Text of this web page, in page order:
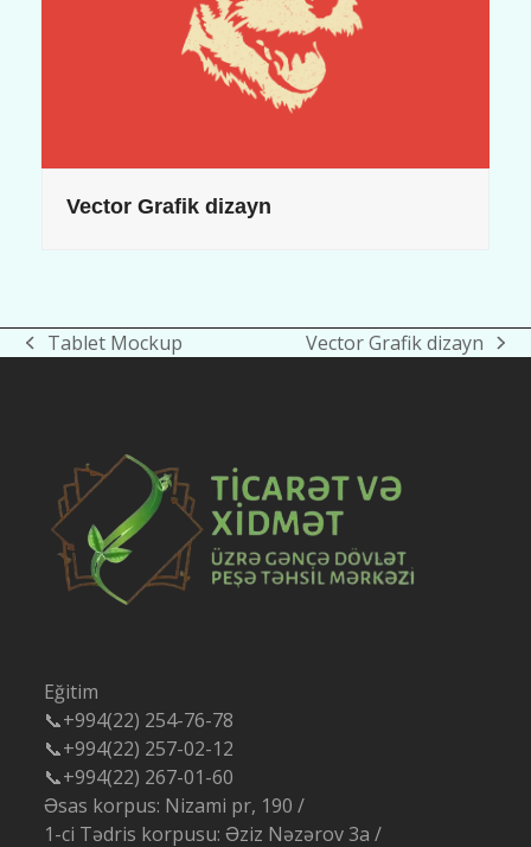
Vector Grafik dizayn
previous
Tablet Mockup
next
Vector Grafik dizayn
Eğitim
📞+994(22) 254-76-78
📞+994(22) 257-02-12
📞+994(22) 267-01-60
Əsas korpus: Nizami pr, 190 /
1-ci Tədris korpusu: Əziz Nəzərov 3a /